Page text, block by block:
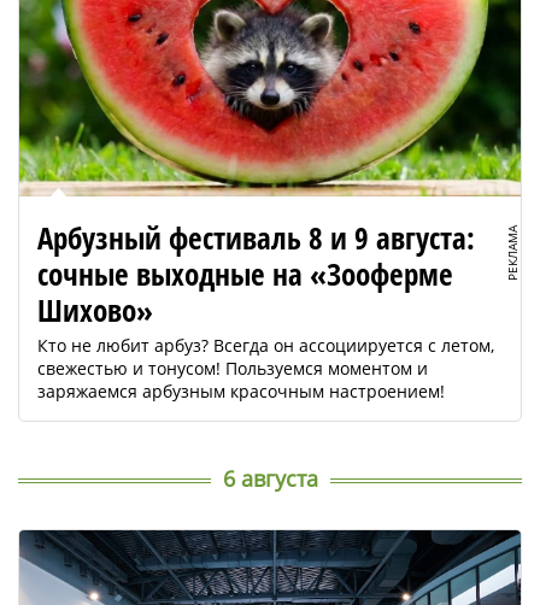
РЕКЛАМА
Арбузный фестиваль 8 и 9 августа:
сочные выходные на «Зооферме
Шихово»
Кто не любит арбуз? Всегда он ассоциируется с летом,
свежестью и тонусом! Пользуемся моментом и
заряжаемся арбузным красочным настроением!
6 августа